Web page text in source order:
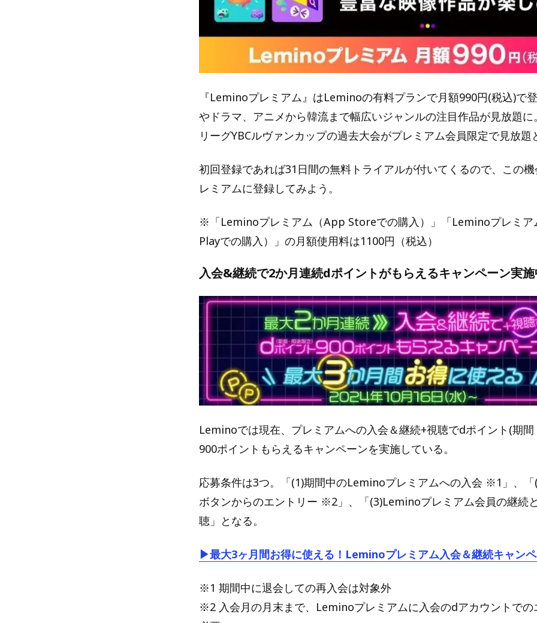
『Leminoプレミアム』はLeminoの有料プランで月額990円(税込)で
やドラマ、アニメから韓流まで幅広いジャンルの注目作品が見放題に
リーグYBCルヴァンカップの過去大会がプレミアム会員限定で見放題
初回登録であれば31日間の無料トライアルが付いてくるので、この
レミアムに登録してみよう。
※「Leminoプレミアム（App Storeでの購入）」「Leminoプレミア
Playでの購入）」の月額使用料は1100円（税込）
入会&継続で2か月連続dポイントがもらえるキャンペーン実
Leminoでは現在、プレミアムへの入会＆継続+視聴でdポイント(期
900ポイントもらえるキャンペーンを実施している。
応募条件は3つ。「(1)期間中のLeminoプレミアムへの入会 ※1」、「
ボタンからのエントリー ※2」、「(3)Leminoプレミアム会員の継続
聴」となる。
▶最大3ヶ月間お得に使える！Leminoプレミアム入会＆継続キャン
※1 期間中に退会しての再入会は対象外
※2 入会月の月末まで、Leminoプレミアムに入会のdアカウントでの